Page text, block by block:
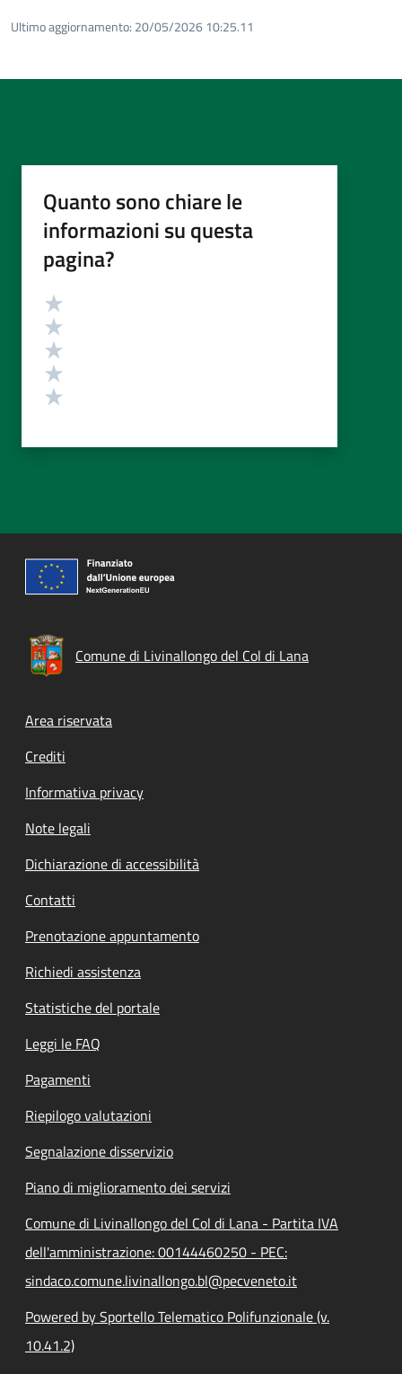
Ultimo aggiornamento: 20/05/2026 10:25.11
Quanto sono chiare le
informazioni su questa
pagina?
Valutazione
Comune di Livinallongo del Col di Lana
Footer menu
Area riservata
Crediti
Informativa privacy
Note legali
Dichiarazione di accessibilità
Contatti
Prenotazione appuntamento
Richiedi assistenza
Statistiche del portale
Leggi le FAQ
Pagamenti
Riepilogo valutazioni
Segnalazione disservizio
Piano di miglioramento dei servizi
Comune di Livinallongo del Col di Lana - Partita IVA
dell'amministrazione: 00144460250 - PEC:
sindaco.comune.livinallongo.bl@pecveneto.it
Powered by Sportello Telematico Polifunzionale (v.
10.41.2)